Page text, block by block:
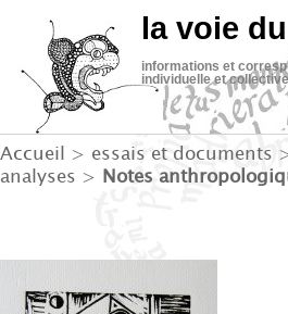
la voie
informations et
individuelle et collective
Accueil > essais et documents
analyses > Notes